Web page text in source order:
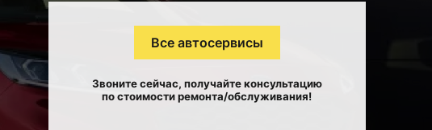
Все автосервисы
Звоните сейчас, получайте консультацию
по стоимости ремонта/обслуживания!